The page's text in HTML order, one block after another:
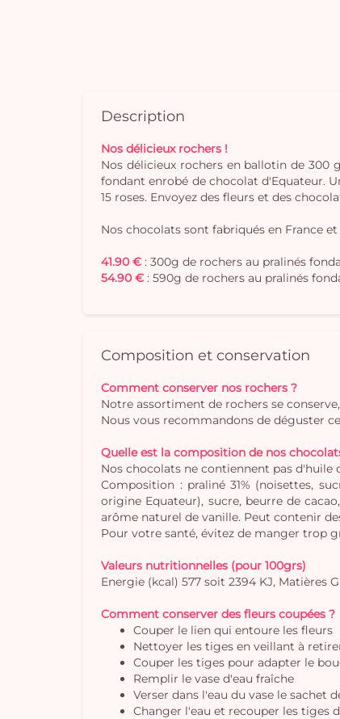
Description
Nos délicieux rochers !
Nos délicieux rochers en ballotin de 300
fondant enrobé de chocolat d'Equateur.
15 roses. Envoyez des fleurs et des
Nos chocolats sont fabriqués en France
41.90 € : 300g de rochers au pralinés
54.90 € : 590g de rochers au pralinés
Composition et conservation
Comment conserver nos rochers ?
Notre assortiment de rochers se
Nous vous recommandons de déguster
Quelle est la composition de nos
Nos chocolats ne contiennent pas d'huile
Composition : praliné 31% (noisettes,
origine Equateur), sucre, beurre de
arôme naturel de vanille. Peut contenir
Pour votre santé, évitez de manger trop
Valeurs nutritionnelles (pour 100grs)
Energie (kcal) 577 soit 2394 KJ, Matières
Comment conserver des fleurs coupées ?
Couper le lien qui entoure les fleurs
Nettoyer les tiges en veillant à
Couper les tiges pour adapter le
Remplir le vase d'eau fraîche
Verser dans l'eau du vase le sachet
Changer l'eau et recouper les tiges